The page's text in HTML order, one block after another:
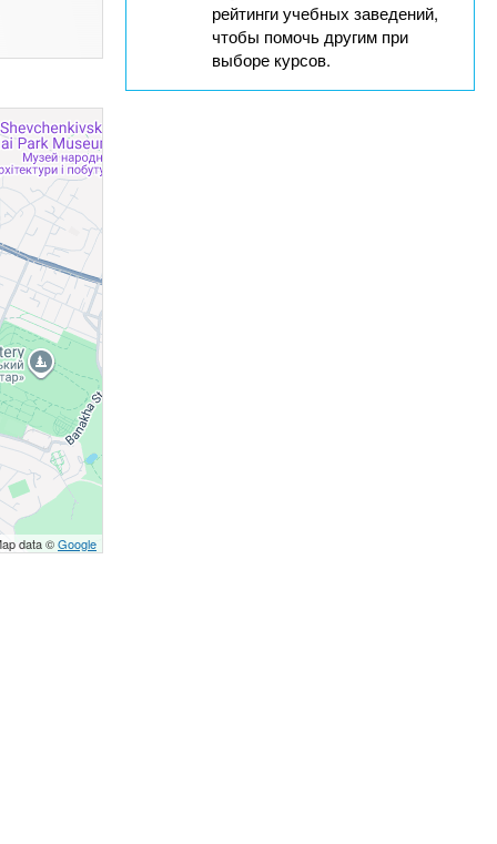
data ©Google
рейтинги учебных заведений,
чтобы помочь другим при
выборе курсов.